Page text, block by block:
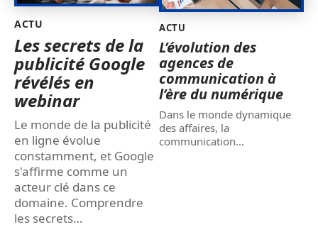
ACTU
Les secrets de la
publicité Google
révélés en
webinar
Le monde de la publicité
en ligne évolue
constamment, et Google
s'affirme comme un
acteur clé dans ce
domaine. Comprendre
les secrets…
ACTU
L’évolution des
agences de
communication à
l’ère du numérique
Dans le monde dynamique
des affaires, la
communication…